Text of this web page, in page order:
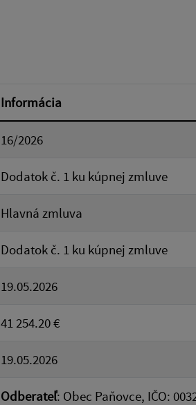
Informácia
16/2026
Dodatok č. 1 ku kúpnej zmluve
Hlavná zmluva
Dodatok č. 1 ku kúpnej zmluve
19.05.2026
41 254.20 €
19.05.2026
Odberateľ: Obec Paňovce, IČO: